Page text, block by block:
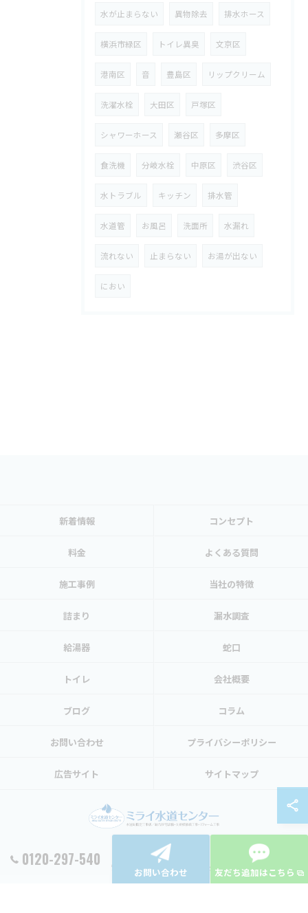
水が止まらない 異物除去 排水ホース
横浜市緑区 トイレ異臭 文京区
港南区 音 豊島区 リップクリーム
洗濯水栓 大田区 戸塚区
シャワーホース 瀬谷区 多摩区
食洗機 分岐水栓 中原区 渋谷区
水トラブル キッチン 排水管
水道管 お風呂 洗面所 水漏れ
流れない 止まらない お湯が出ない
におい
0120-297-540
お問い合わせ 友だち追加はこちら
新着情報 コンセプト
料金 よくある質問
施工事例 当社の特徴
詰まり 漏水調査
給湯器 蛇口
トイレ 会社概要
ブログ コラム
お問い合わせ プライバシーポリシー
広告サイト サイトマップ
© 2026 東京都渋谷区の水トラブルならミライ水道センター ALL RIGHTS RESERVED.